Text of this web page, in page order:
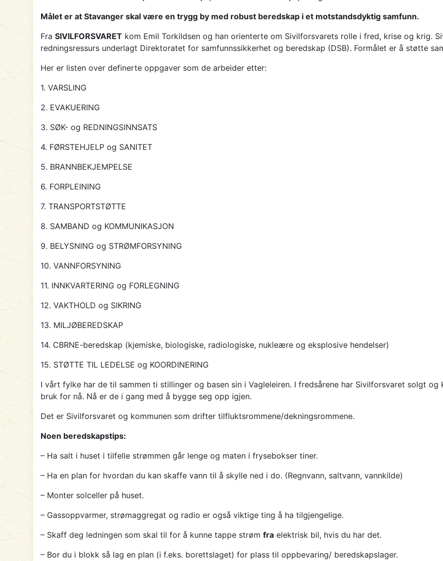
Målet er at Stavanger skal være en trygg by med robust beredskap i et motstandsdyktig samfunn.
FraSIVILFORSVARET kom Emil Torkildsen og han orienterte om Sivilforsvarets rolle i fred, krise og krig.
redningsressurs underlagt Direktoratet for samfunnssikkerhet og beredskap (DSB). Formålet er å støtte
Her er listen over definerte oppgaver som de arbeider etter:
1. VARSLING
2. EVAKUERING
3. SØK- og REDNINGSINNSATS
4. FØRSTEHJELP og SANITET
5. BRANNBEKJEMPELSE
6. FORPLEINING
7. TRANSPORTSTØTTE
8. SAMBAND og KOMMUNIKASJON
9. BELYSNING og STRØMFORSYNING
10. VANNFORSYNING
11. INNKVARTERING og FORLEGNING
12. VAKTHOLD og SIKRING
13. MILJØBEREDSKAP
14. CBRNE-beredskap (kjemiske, biologiske, radiologiske, nukleære og eksplosive hendelser)
15. STØTTE TIL LEDELSE og KOORDINERING
I vårt fylke har de til sammen ti stillinger og basen sin i Vagleleiren. I fredsårene har Sivilforsvaret solgt
bruk for nå. Nå er de i gang med å bygge seg opp igjen.
Det er Sivilforsvaret og kommunen som drifter tilfluktsrommene/dekningsrommene.
Noen beredskapstips:
– Ha salt i huset i tilfelle strømmen går lenge og maten i frysebokser tiner.
– Ha en plan for hvordan du kan skaffe vann til å skylle ned i do. (Regnvann, saltvann, vannkilde)
– Monter solceller på huset.
– Gassoppvarmer, strømaggregat og radio er også viktige ting å ha tilgjengelige.
– Skaff deg ledningen som skal til for å kunne tappe strømfra elektrisk bil, hvis du har det.
– Bor du i blokk så lag en plan (i f.eks. borettslaget) for plass til oppbevaring/ beredskapslager.